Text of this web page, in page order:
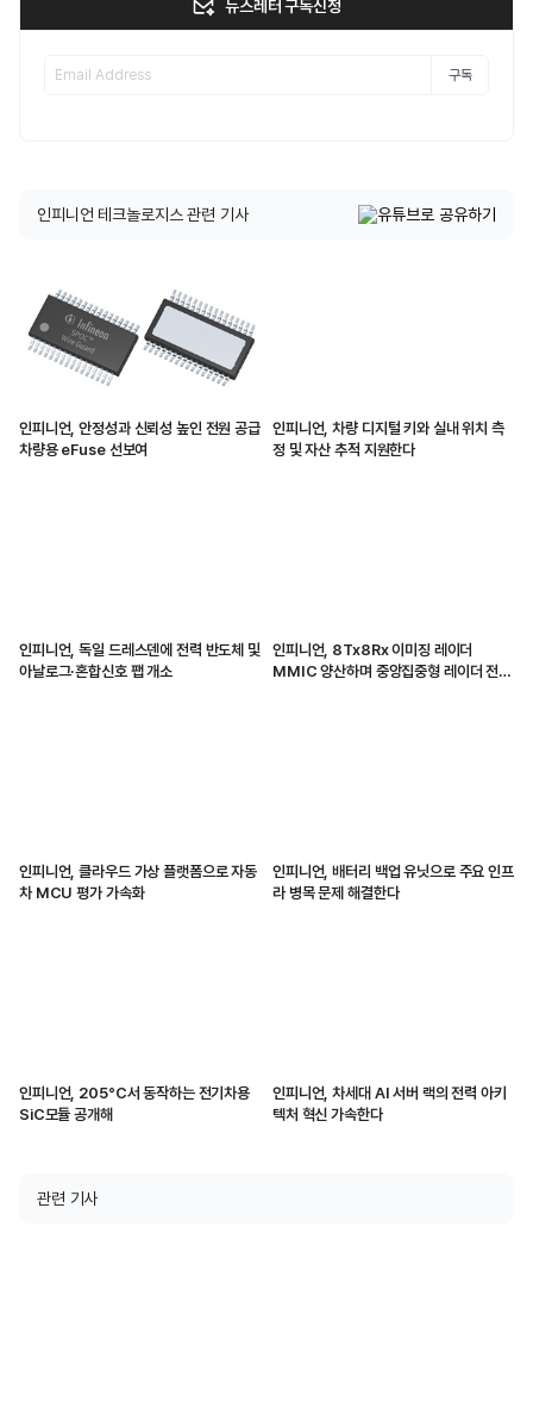
뉴스레터 구독신청
구독
인피니언 테크놀로지스 관련 기사
인피니언, 안정성과 신뢰성 높인 전원 공급
차량용 eFuse 선보여
인피니언, 차량 디지털 키와 실내 위치 측
정 및 자산 추적 지원한다
인피니언, 독일 드레스덴에 전력 반도체 및
아날로그·혼합신호 팹 개소
인피니언, 8Tx8Rx 이미징 레이더
MMIC 양산하며 중앙집중형 레이더 전환
인피니언, 클라우드 가상 플랫폼으로 자동
차 MCU 평가 가속화
인피니언, 배터리 백업 유닛으로 주요 인프
라 병목 문제 해결한다
인피니언, 205°C서 동작하는 전기차용
SiC모듈 공개해
인피니언, 차세대 AI 서버 랙의 전력 아키
텍처 혁신 가속한다
관련 기사